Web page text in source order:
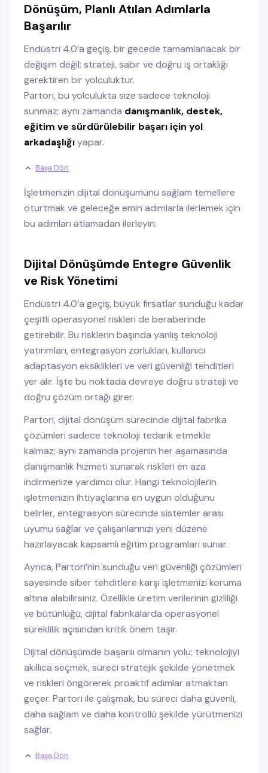
Dönüşüm, Planlı Atılan Adımlarla
Başarılır
Endüstri 4.0’a geçiş, bir gecede tamamlanacak bir
değişim değil; strateji, sabır ve doğru iş ortaklığı
gerektiren bir yolculuktur.
Partori, bu yolculukta size sadece teknoloji
sunmaz; aynı zamanda danışmanlık, destek,
eğitim ve sürdürülebilir başarı için yol
arkadaşlığıyapar.
Başa Dön
İşletmenizin dijital dönüşümünü sağlam temellere
oturtmak ve geleceğe emin adımlarla ilerlemek için
bu adımları atlamadan ilerleyin.
Dijital Dönüşümde Entegre Güvenlik
ve Risk Yönetimi
Endüstri 4.0’a geçiş, büyük fırsatlar sunduğu kadar
çeşitli operasyonel riskleri de beraberinde
getirebilir. Bu risklerin başında yanlış teknoloji
yatırımları, entegrasyon zorlukları, kullanıcı
adaptasyon eksiklikleri ve veri güvenliği tehditleri
yer alır. İşte bu noktada devreye doğru strateji ve
doğru çözüm ortağı girer.
Partori, dijital dönüşüm sürecinde dijital fabrika
çözümleri sadece teknoloji tedarik etmekle
kalmaz; aynı zamanda projenin her aşamasında
danışmanlık hizmeti sunarak riskleri en aza
indirmenize yardımcı olur. Hangi teknolojilerin
işletmenizin ihtiyaçlarına en uygun olduğunu
belirler, entegrasyon sürecinde sistemler arası
uyumu sağlar ve çalışanlarınızı yeni düzene
hazırlayacak kapsamlı eğitim programları sunar.
Ayrıca, Partori’nin sunduğu veri güvenliği çözümleri
sayesinde siber tehditlere karşı işletmenizi koruma
altına alabilirsiniz. Özellikle üretim verilerinin gizliliği
ve bütünlüğü, dijital fabrikalarda operasyonel
süreklilik açısından kritik önem taşır.
Dijital dönüşümde başarılı olmanın yolu; teknolojiyi
akıllıca seçmek, süreci stratejik şekilde yönetmek
ve riskleri öngörerek proaktif adımlar atmaktan
geçer. Partori ile çalışmak, bu süreci daha güvenli,
daha sağlam ve daha kontrollü şekilde yürütmenizi
sağlar.
Başa Dön